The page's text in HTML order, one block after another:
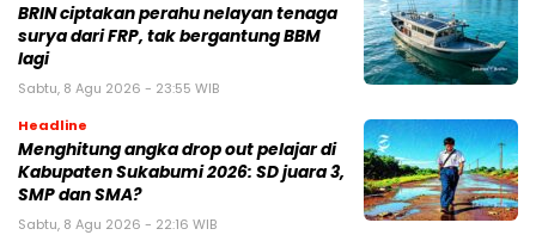
BRIN ciptakan perahu nelayan tenaga
surya dari FRP, tak bergantung BBM
lagi
Sabtu, 8 Agu 2026 - 23:55 WIB
Headline
Menghitung angka drop out pelajar di
Kabupaten Sukabumi 2026: SD juara 3,
SMP dan SMA?
Sabtu, 8 Agu 2026 - 22:16 WIB